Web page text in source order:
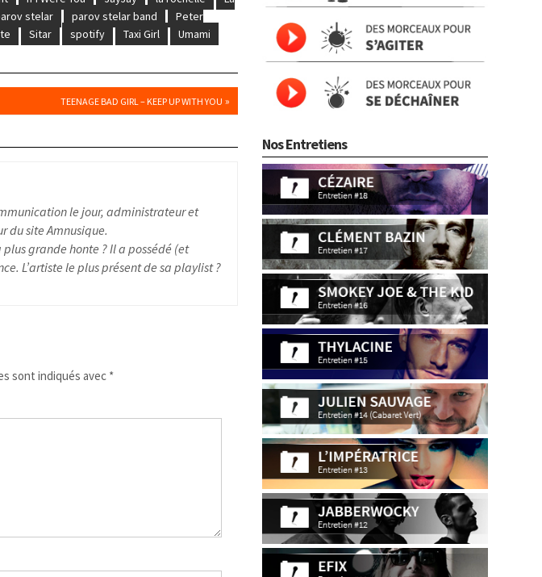
stelar parov stelar band
Peter
Sitar spotify Taxi Girl
Umami
TEENAGE BAD GIRL – KEEP UP WITH YOU »
le jour, administrateur et
du site Amnusique.
grande honte ? Il a possédé (et
L’artiste le plus présent de sa playlist ?
sont indiqués avec *
Nos Entretiens